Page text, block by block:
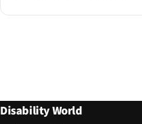
Disability World